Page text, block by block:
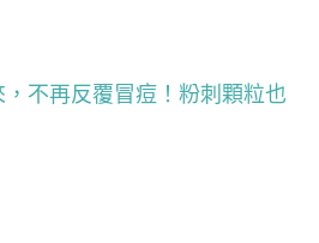
不再反覆冒痘！粉刺顆粒也